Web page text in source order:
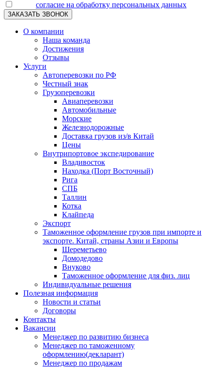
согласие на обработку персональных данных
О компании
Наша команда
Достижения
Отзывы
Услуги
Автоперевозки по РФ
Честный знак
Грузоперевозки
Авиаперевозки
Автомобильные
Морские
Железнодорожные
Доставка грузов из/в Китай
Цены
Внутрипортовое экспедирование
Владивосток
Находка (Порт Восточный)
Рига
СПБ
Таллин
Котка
Клайпеда
Экспорт
Таможенное оформление грузов при импорте и
экспорте. Китай, страны Азии и Европы
Шереметьево
Домодедово
Внуково
Таможенное оформление для физ. лиц
Индивидуальные решения
Полезная информация
Новости и статьи
Договоры
Контакты
Вакансии
Менеджер по развитию бизнеса
Менеджер по таможенному
оформлению(декларант)
Менеджер по продажам